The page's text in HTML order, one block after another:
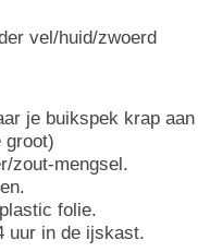
vel/huid/zwoerd
je buikspek krap
groot)
zout-mengsel.
folie.
uur in de ijskast.